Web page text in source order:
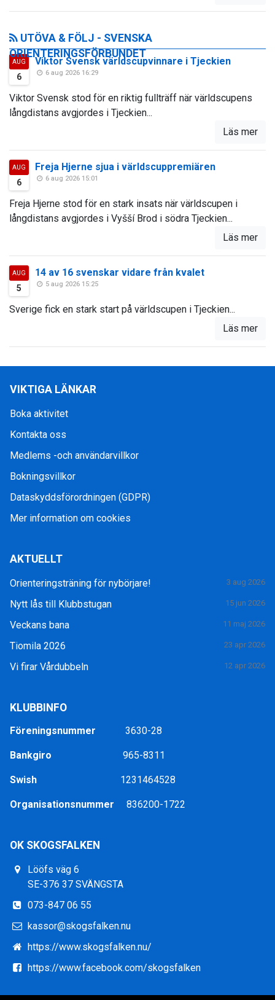
UTÖVA & FÖLJ - SVENSKA
ORIENTERINGSFÖRBUNDET
AUG
6
Viktor Svensk världscupvinnare i Tjeckien
6 aug 2026 16:29
Viktor Svensk stod för en riktig fullträff när världscupens
långdistans avgjordes i Tjeckien...
Läs mer
AUG
6
Freja Hjerne sjua i världscuppremiären
6 aug 2026 15:01
Freja Hjerne stod för en stark insats när världscupen i
långdistans avgjordes i Vyšší Brod i södra Tjeckien...
Läs mer
AUG
5
14 av 16 svenskar vidare från kvalet
5 aug 2026 15:25
Sverige fick en stark start på världscupen i Tjeckien...
Läs mer
VIKTIGA LÄNKAR
Boka aktivitet
Kontakta oss
Medlems -och användarvillkor
Bokningsvillkor
Dataskyddsförordningen (GDPR)
Mer information om cookies
AKTUELLT
Orienteringsträning för nybörjare! 3 aug 2026
Nytt lås till Klubbstugan 15 jun 2026
Veckans bana 11 maj 2026
Tiomila 2026 23 apr 2026
Vi firar Vårdubbeln 12 apr 2026
KLUBBINFO
Föreningsnummer 3630-28
Bankgiro 965-8311
Swish 1231464528
Organisationsnummer 836200-1722
OK SKOGSFALKEN
Lööfs väg 6
SE-376 37 SVÄNGSTA
073-847 06 55
kassor@skogsfalken.nu
https://www.skogsfalken.nu/
https://www.facebook.com/skogsfalken